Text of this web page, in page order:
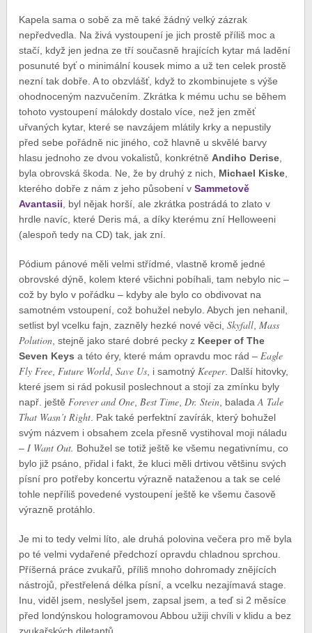
Kapela sama o sobě za mě také žádný velký zázrak
nepředvedla. Na živá vystoupení je jich prostě příliš moc a
stačí, když jen jedna ze tří současně hrajících kytar má ladění
posunuté byť o minimální kousek mimo a už ten celek prostě
nezní tak dobře. A to obzvlášť, když to zkombinujete s výše
ohodnoceným nazvučením. Zkrátka k mému uchu se během
tohoto vystoupení málokdy dostalo více, než jen změť
uřvaných kytar, které se navzájem mlátily krky a nepustily
před sebe pořádně nic jiného, což hlavně u skvělé barvy
hlasu jednoho ze dvou vokalistů, konkrétně Andiho Derise
byla obrovská škoda. Ne, že by druhý z nich, Michael Kiske
kterého dobře z nám z jeho působení vSammetově
Avantasii , byl nějak horší, ale zkrátka postrádá to zlato v
hrdle navíc, které Deris má, a díky kterému zní Helloweeni
(alespoň tedy na CD) tak, jak zní.
Pódium pánové měli velmi střídmé, vlastně kromě jedné
obrovské dýně, kolem které všichni pobíhali, tam nebylo nic –
což by bylo v pořádku – kdyby ale bylo co obdivovat na
samotném vstoupení, což bohužel nebylo. Abych jen nehanil,
setlist byl vcelku fajn, zazněly hezké nové věci,Skyfall Mass
Polution , stejně jako staré dobré pecky z Keeper of The
Seven Keys a této éry, které mám opravdu moc rád – Eagle
Fly Free Future World,Save Us , i samotný Keeper. Další hitovky,
které jsem si rád pokusil poslechnout a stojí za zmínku byly
např. ještě Forever and One Best Time Dr. Stein , baladaA Tale
That Wasn’t Right . Pak také perfektní zavírák, který bohužel
svým názvem i obsahem zcela přesně vystihoval moji náladu
– I Want Out. Bohužel se totiž ještě ke všemu negativnímu, co
bylo již psáno, přidal i fakt, že kluci měli drtivou většinu svých
písní pro potřeby koncertu výrazně nataženou a tak se celé
tohle nepříliš povedené vystoupení ještě ke všemu časově
výrazně protáhlo.
Je mi to tedy velmi líto, ale druhá polovina večera pro mě byla
po té velmi vydařené předchozí opravdu chladnou sprchou.
Příšerná práce zvukařů, příliš mnoho dohromady znějících
nástrojů, přestřelená délka písní, a vcelku nezajímavá stage.
Inu, viděl jsem, neslyšel jsem, zapsal jsem, a teď si 2 měsíce
před londýnskou hologramovou Abbou užiji chvíli v klidu a bez